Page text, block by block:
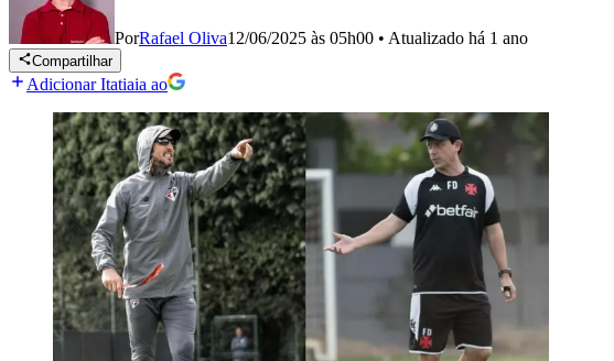
PorRafael Oliva12/06/2025 às 05h00 • Atualizado há 1 ano
Compartilhar
Adicionar Itatiaia ao